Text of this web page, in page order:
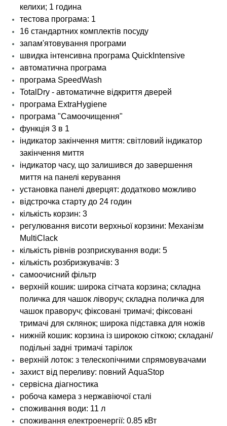
келихи; 1 година
тестова програма: 1
16 стандартних комплектів посуду
запам'ятовування програми
швидка інтенсивна програма QuickIntensive
автоматична програма
програма SpeedWash
TotalDry - автоматичне відкриття дверей
програма ExtraHygiene
програма "Самоочищення"
функція 3 в 1
індикатор закінчення миття: світловий індикатор
закінчення миття
індикатор часу, що залишився до завершення
миття на панелі керування
установка панелі дверцят: додатково можливо
відстрочка старту до 24 годин
кількість корзин: 3
регулювання висоти верхньої корзини: Механізм
MultiClack
кількість рівнів розприскування води: 5
кількість розбризкувачів: 3
самоочисний фільтр
верхній кошик: широка сітчата корзина; складна
поличка для чашок ліворуч; складна поличка для
чашок праворуч; фіксовані тримачі; фіксовані
тримачі для склянок; широка підставка для ножів
нижній кошик: корзина із широкою сіткою; складані/
подільні задні тримачі тарілок
верхній лоток: з телескопічними спрямовувачами
захист від переливу: повний AquaStop
сервісна діагностика
робоча камера з нержавіючої сталі
споживання води: 11 л
споживання електроенергії: 0.85 кВт